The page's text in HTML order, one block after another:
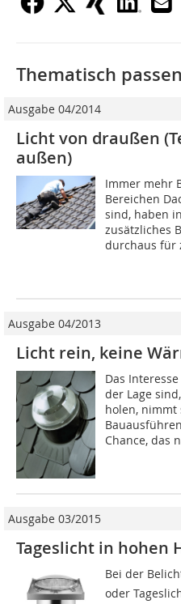
Thematisch
Ausgabe 04/2014
Licht von draußen
außen)
Immer mehr
Bereichen
sind, haben
zusätzliches
durchaus für
Ausgabe 04/2013
Licht rein, keine
Das
der Lage
holen, nimmt
Chance, das
Ausgabe 03/2015
Tageslicht in hohen
Bei der
oder